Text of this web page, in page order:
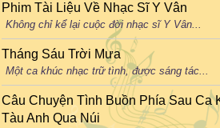
Phim Tài Liệu Về Nhạc Sĩ Y Vân
Không chỉ kể lại cuộc đời nhạc sĩ Y Vân...
Tháng Sáu Trời Mưa
Một ca khúc nhạc trữ tình, được sáng tác...
Câu Chuyện Tình Buồn Phía Sau Ca
Tàu Anh Qua Núi